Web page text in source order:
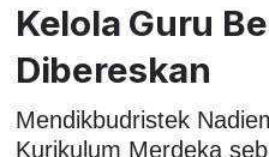
Kelola Guru
Dibereskan
Mendikbudristek
Kurikulum Merdeka